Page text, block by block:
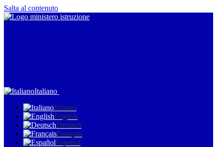
Salta al contenuto
Italiano
Italiano
English
Deutsch
Français
Español